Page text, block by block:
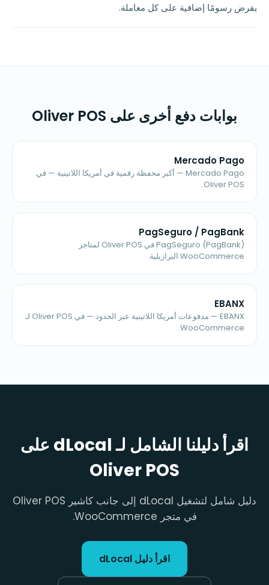
يفرض رسومًا إضافية على كل معاملة.
بوابات دفع أخرى على Oliver POS
Mercado Pago
Mercado Pago — أكبر محفظة رقمية في أمريكا اللاتينية — في
Oliver POS.
PagSeguro / PagBank
PagSeguro (PagBank) في Oliver POS لمتاجر
WooCommerce البرازيلية.
EBANX
EBANX — مدفوعات أمريكا اللاتينية عبر الحدود — في Oliver POS لـ
WooCommerce.
اقرأ دليلنا الشامل لـ dLocal على
Oliver POS
دليل شامل لتشغيل dLocal إلى جانب كاشير Oliver POS
في متجر WooCommerce.
اقرأ دليل dLocal